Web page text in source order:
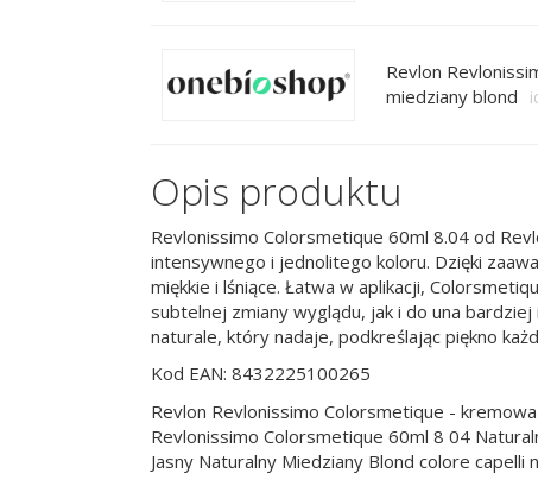
Revlon
miedziany blond
Opis produktu
Revlonissimo Colorsmetique 60ml 8.04 od
intensywnego i jednolitego koloru. Dzięki
miękkie i lśniące. Łatwa w aplikacji,
subtelnej zmiany wyglądu, jak i do una
naturale, który nadaje, podkreślając piękno
Kod EAN: 8432225100265
Revlon Revlonissimo Colorsmetique -
Revlonissimo Colorsmetique 60ml 8 04
Jasny Naturalny Miedziany Blond colore capelli